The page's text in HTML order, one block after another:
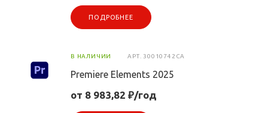
ПОДРОБНЕЕ
В НАЛИЧИИ АРТ. 30010742CA
Premiere Elements 2025
от 8 983,82 ₽/год